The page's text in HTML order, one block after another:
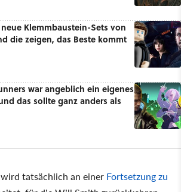
Klemmbaustein-Sets von
die zeigen, das Beste kommt
war angeblich ein eigenes
das sollte ganz anders als
tatsächlich an einer Fortsetzung zu